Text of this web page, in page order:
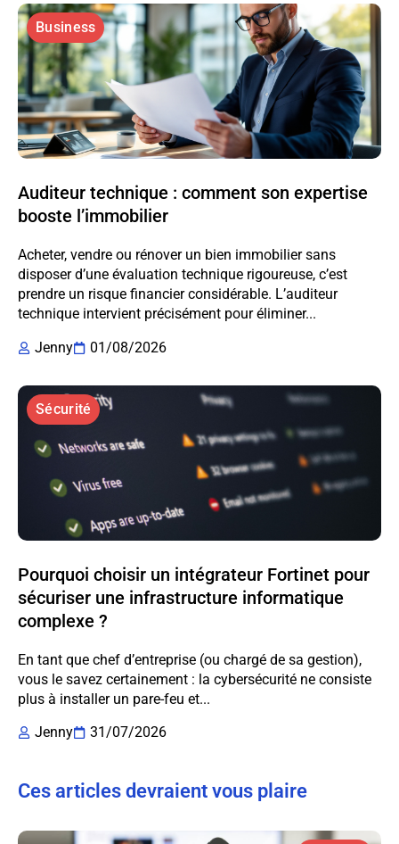
Business
Auditeur technique : comment son expertise
booste l’immobilier
Acheter, vendre ou rénover un bien immobilier sans
disposer d’une évaluation technique rigoureuse, c’est
prendre un risque financier considérable. L’auditeur
technique intervient précisément pour éliminer...
Jenny
01/08/2026
Sécurité
Pourquoi choisir un intégrateur Fortinet pour
sécuriser une infrastructure informatique
complexe ?
En tant que chef d’entreprise (ou chargé de sa gestion),
vous le savez certainement : la cybersécurité ne consiste
plus à installer un pare-feu et...
Jenny
31/07/2026
Ces articles devraient vous plaire